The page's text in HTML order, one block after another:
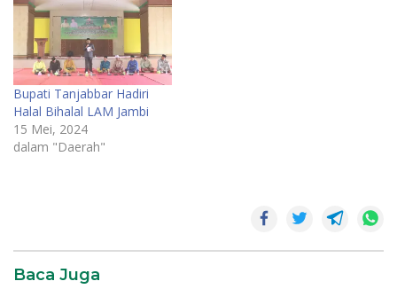
Bupati Tanjabbar Hadiri
Halal Bihalal LAM Jambi
15 Mei, 2024
dalam "Daerah"
SR28
Baca Juga